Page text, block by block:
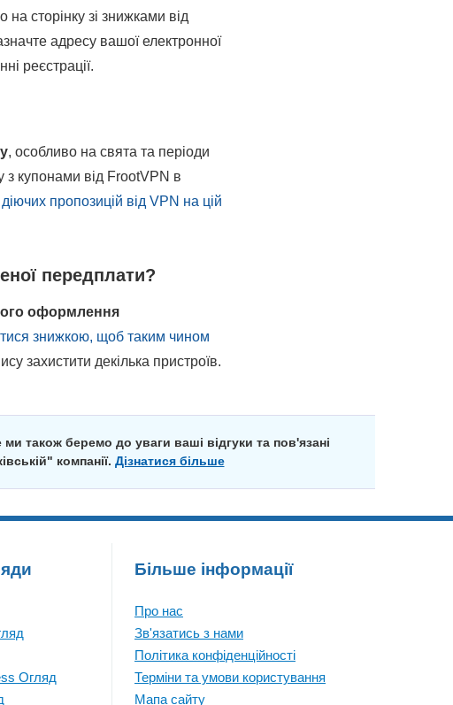
сторінку зі знижками від
адресу вашої електронної
реєстрації.
, особливо на свята та періоди
з купонами від FrootVPN в
пропозицій від VPN на цій
передплати?
оформлення
знижкою, щоб таким чином
захистити декілька пристроїв.
також беремо до уваги ваші відгуки та пов'язані
компанії. Дізнатися більше
Огляд
Більше інформації
Про нас
Зв'язатись з нами
Політика конфіденційності
Терміни та умови користування
Мапа сайту